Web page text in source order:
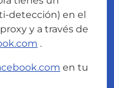
detección) en el
y a través de
.
en tu